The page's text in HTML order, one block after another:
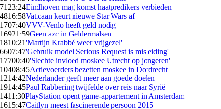
71 23:24Eindhoven mag komst haatpredikers verbieden
4816:58Vaticaan keurt nieuwe Star Wars af
1707:40VVV-Venlo heeft geld nodig
16921:59Geen azc in Geldermalsen
1810:21'Martijn Krabbé weer vrijgezel'
6607:47'Gebruik model Serious Request is misleiding'
17700:40'Slechte invloed moskee Utrecht op jongeren'
10408:45Actievoerders bezetten moskee in Dordrecht
1214:42Nederlander geeft meer aan goede doelen
1914:45Paul Rabbering twijfelde over reis naar Syrië
1411:30PlayStation opent game-appartement in Amsterdam
1615:47Caitlyn meest fascinerende persoon 2015